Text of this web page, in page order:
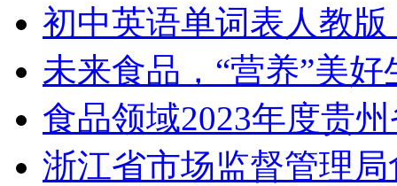
初中英语单词表人教
未来食品，“营养”美好
食品领域2023年度贵
浙江省市场监督管理